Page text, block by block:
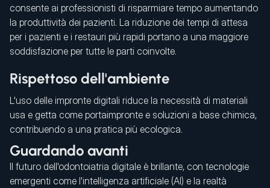
consente ai professionisti di risparmiare tempo aumentando
la produttività dei pazienti. La riduzione dei tempi di attesa
per i pazienti e i restauri più rapidi portano a una maggiore
soddisfazione per tutte le parti coinvolte.
Rispettoso dell'ambiente
L'uso delle impronte digitali riduce la necessità di materiali
usa e getta come portaimpronte e soluzioni a base chimica,
contribuendo a una pratica più ecologica.
Guardando avanti
Il futuro dell'odontoiatria digitale è brillante, con tecnologie
emergenti come l'intelligenza artificiale (AI) e la realtà